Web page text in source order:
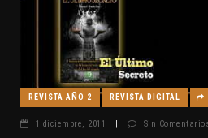
REVISTA AÑO 2 REVISTA DIGITAL
1 diciembre, 2011 | Sin